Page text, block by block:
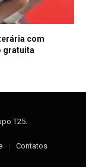
com
gratuita
T25
Contatos